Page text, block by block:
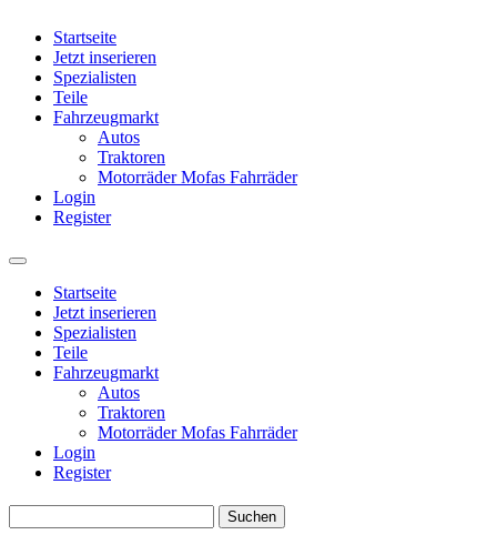
Startseite
Jetzt inserieren
Spezialisten
Teile
Fahrzeugmarkt
Autos
Traktoren
Motorräder Mofas Fahrräder
Login
Register
Startseite
Jetzt inserieren
Spezialisten
Teile
Fahrzeugmarkt
Autos
Traktoren
Motorräder Mofas Fahrräder
Login
Register
nach: